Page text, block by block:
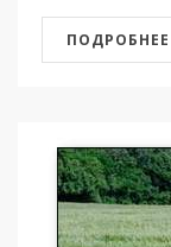
ПОДРОБНЕЕ